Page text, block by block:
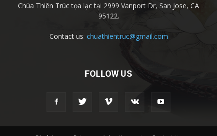
Chùa Thiên Trúc tọa lạc tại 2999 Vanport Dr, San Jose, CA
95122.
Contact us: chuathientruc@gmail.com
FOLLOW US